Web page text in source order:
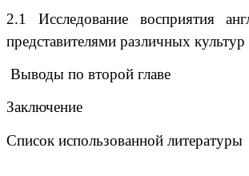
2.1 Исследование восприятия
представителями различных культур
Выводы по второй главе
Заключение
Список использованной литературы